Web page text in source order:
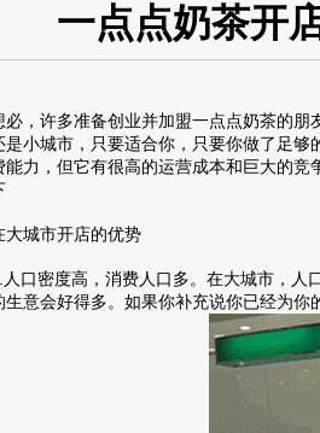
一点点奶茶开
许多准备创业并加盟一点点奶茶的朋友
是小城市，只要适合你，只要你做了足
能力，但它有很高的运营成本和巨大的竞
市开店的优势
密度高，消费人口多。在大城市，人口
生意会好得多。如果你补充说你已经为你